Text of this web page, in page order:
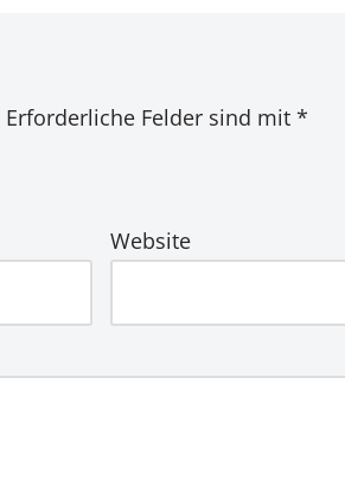
Erforderliche Felder sind mit *
Website